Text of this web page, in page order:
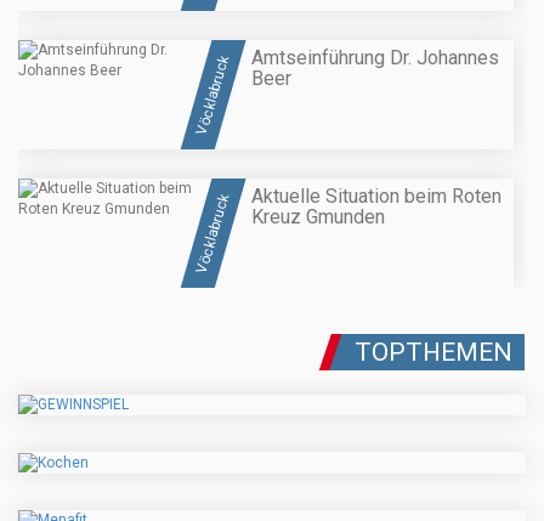
Vöcklabruck
Amtseinführung Dr. Johannes
Beer
Vöcklabruck
Aktuelle Situation beim Roten
Kreuz Gmunden
TOPTHEMEN